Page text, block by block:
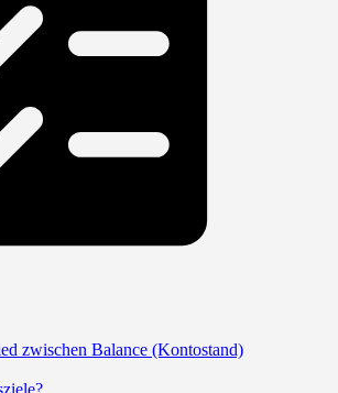
zwischen Balance (Kontostand)